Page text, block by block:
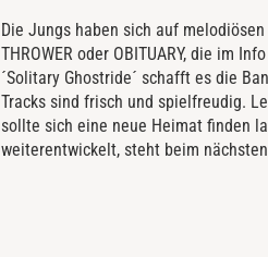
Die Jungs haben sich auf
THROWER oder OBITUARY, die im
´Solitary Ghostride´ schafft es die
Tracks sind frisch und spielfreudig.
sollte sich eine neue Heimat finden
weiterentwickelt, steht beim